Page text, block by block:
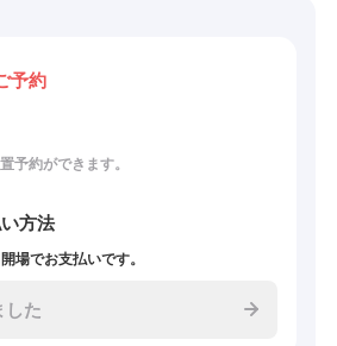
予約
予約ができます。
方法
場でお支払いです。
した